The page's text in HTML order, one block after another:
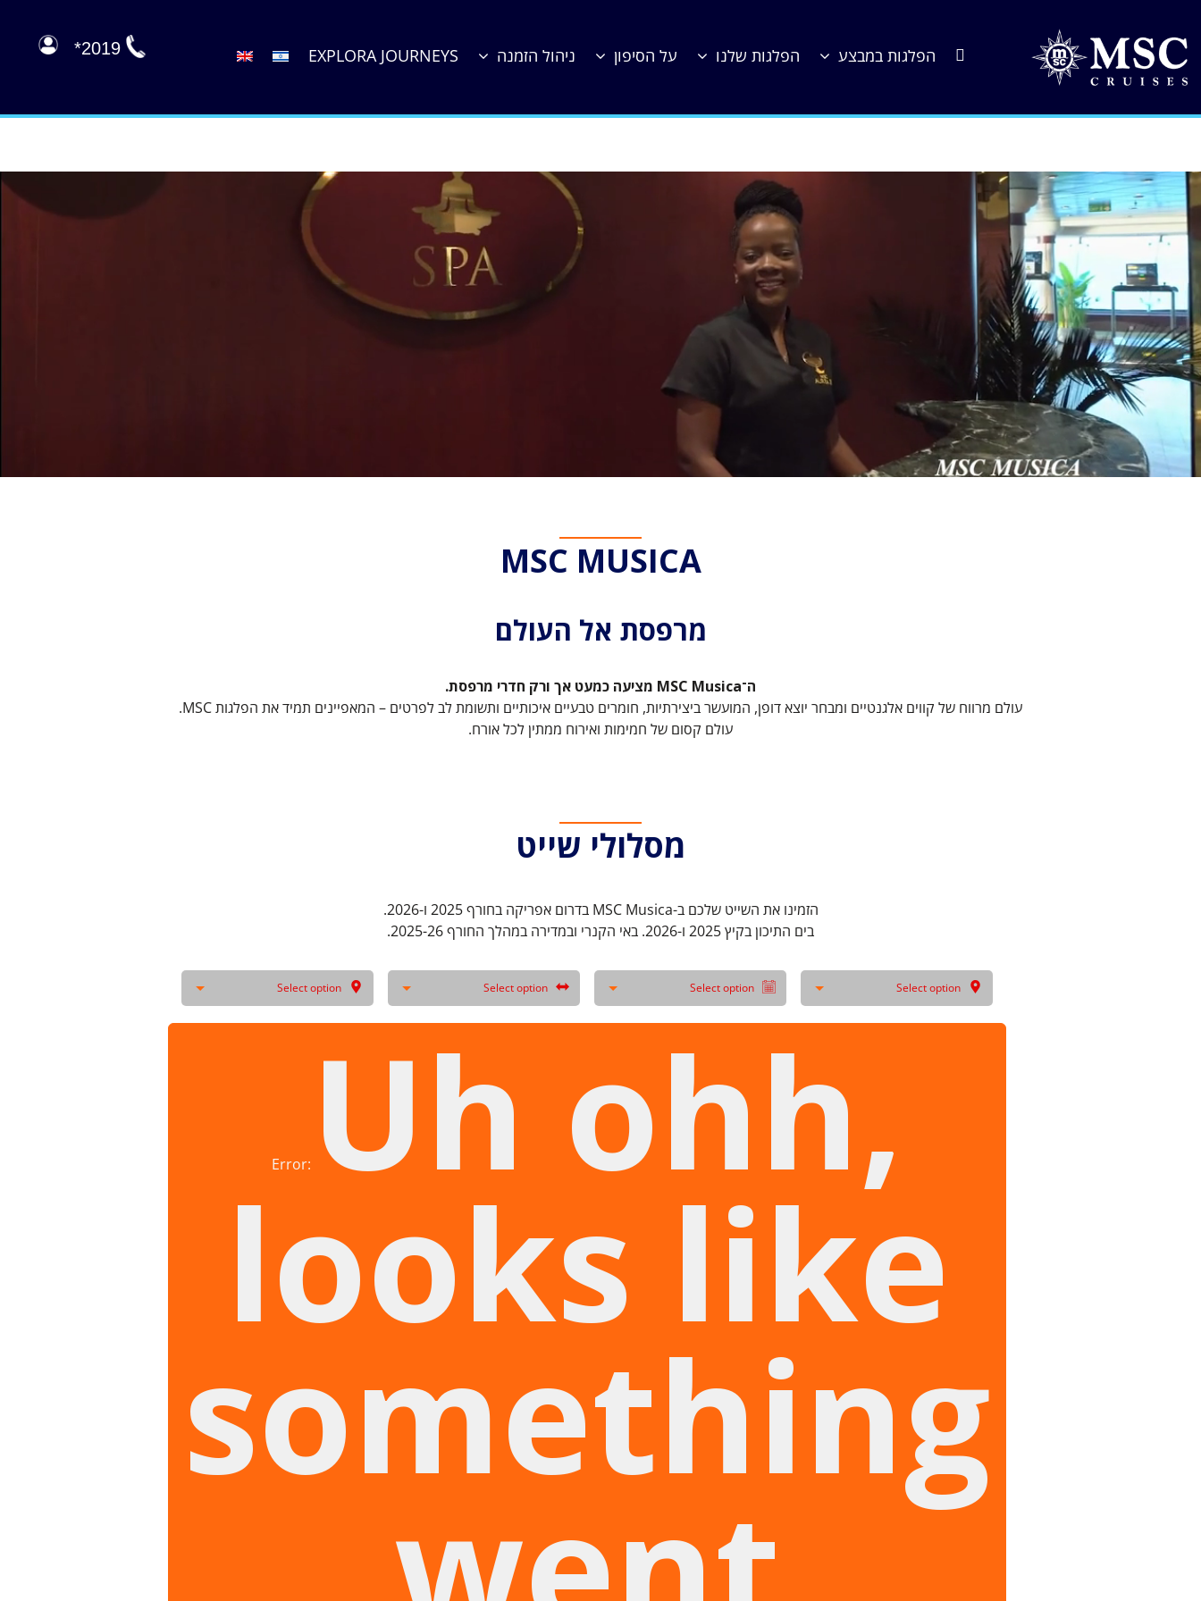
הפלגות במבצע הפלגות שלנו על הסיפון ניהול הזמנה EXPLORA JOURNEYS
2019*
MSC MUSICA
מרפסת אל העולם
ה־MSC Musica מציעה כמעט אך ורק חדרי מרפסת.
עולם מרווח של קווים אלגנטיים ומבחר יוצא דופן, המועשר ביצירתיות, חומרים טבעיים איכותיים ותשומת לב לפרטים – המאפיינים תמיד את הפלגות MSC.
עולם קסום של חמימות ואירוח ממתין לכל אורח.
מסלולי שייט
הזמינו את השייט שלכם ב-MSC Musica בדרום אפריקה בחורף 2025 ו-2026.
בים התיכון בקיץ 2025 ו-2026. באי הקנרי ובמדירה במהלך החורף 2025-26.
Select option
Select option
Select option
Select option
Error: Uh ohh,
looks like
something